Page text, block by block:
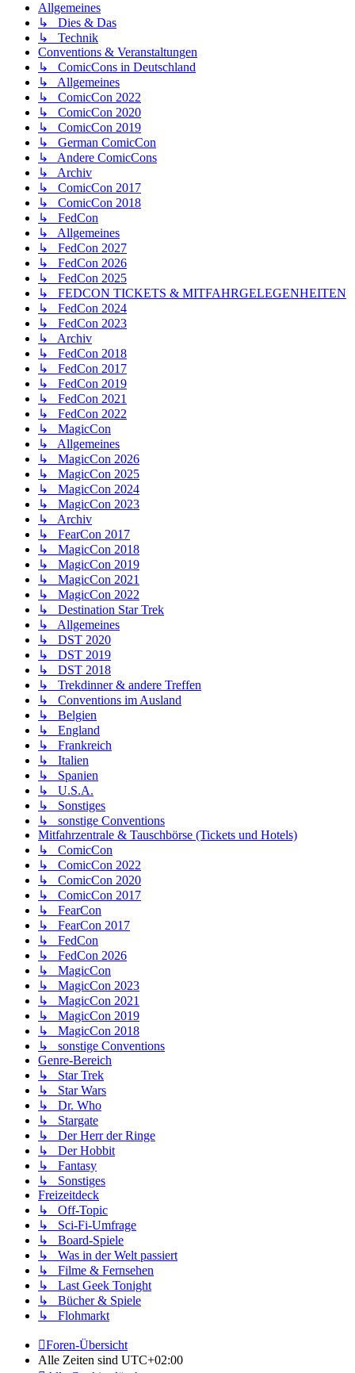
Allgemeines
↳ Dies & Das
↳ Technik
Conventions & Veranstaltungen
↳ ComicCons in Deutschland
↳ Allgemeines
↳ ComicCon 2022
↳ ComicCon 2020
↳ ComicCon 2019
↳ German ComicCon
↳ Andere ComicCons
↳ Archiv
↳ ComicCon 2017
↳ ComicCon 2018
↳ FedCon
↳ Allgemeines
↳ FedCon 2027
↳ FedCon 2026
↳ FedCon 2025
↳ FEDCON TICKETS & MITFAHRGELEGENHEITEN
↳ FedCon 2024
↳ FedCon 2023
↳ Archiv
↳ FedCon 2018
↳ FedCon 2017
↳ FedCon 2019
↳ FedCon 2021
↳ FedCon 2022
↳ MagicCon
↳ Allgemeines
↳ MagicCon 2026
↳ MagicCon 2025
↳ MagicCon 2024
↳ MagicCon 2023
↳ Archiv
↳ FearCon 2017
↳ MagicCon 2018
↳ MagicCon 2019
↳ MagicCon 2021
↳ MagicCon 2022
↳ Destination Star Trek
↳ Allgemeines
↳ DST 2020
↳ DST 2019
↳ DST 2018
↳ Trekdinner & andere Treffen
↳ Conventions im Ausland
↳ Belgien
↳ England
↳ Frankreich
↳ Italien
↳ Spanien
↳ U.S.A.
↳ Sonstiges
↳ sonstige Conventions
Mitfahrzentrale & Tauschbörse (Tickets und Hotels)
↳ ComicCon
↳ ComicCon 2022
↳ ComicCon 2020
↳ ComicCon 2017
↳ FearCon
↳ FearCon 2017
↳ FedCon
↳ FedCon 2026
↳ MagicCon
↳ MagicCon 2023
↳ MagicCon 2021
↳ MagicCon 2019
↳ MagicCon 2018
↳ sonstige Conventions
Genre-Bereich
↳ Star Trek
↳ Star Wars
↳ Dr. Who
↳ Stargate
↳ Der Herr der Ringe
↳ Der Hobbit
↳ Fantasy
↳ Sonstiges
Freizeitdeck
↳ Off-Topic
↳ Sci-Fi-Umfrage
↳ Board-Spiele
↳ Was in der Welt passiert
↳ Filme & Fernsehen
↳ Last Geek Tonight
↳ Bücher & Spiele
↳ Flohmarkt
Foren-Übersicht
Alle Zeiten sind UTC+02:00